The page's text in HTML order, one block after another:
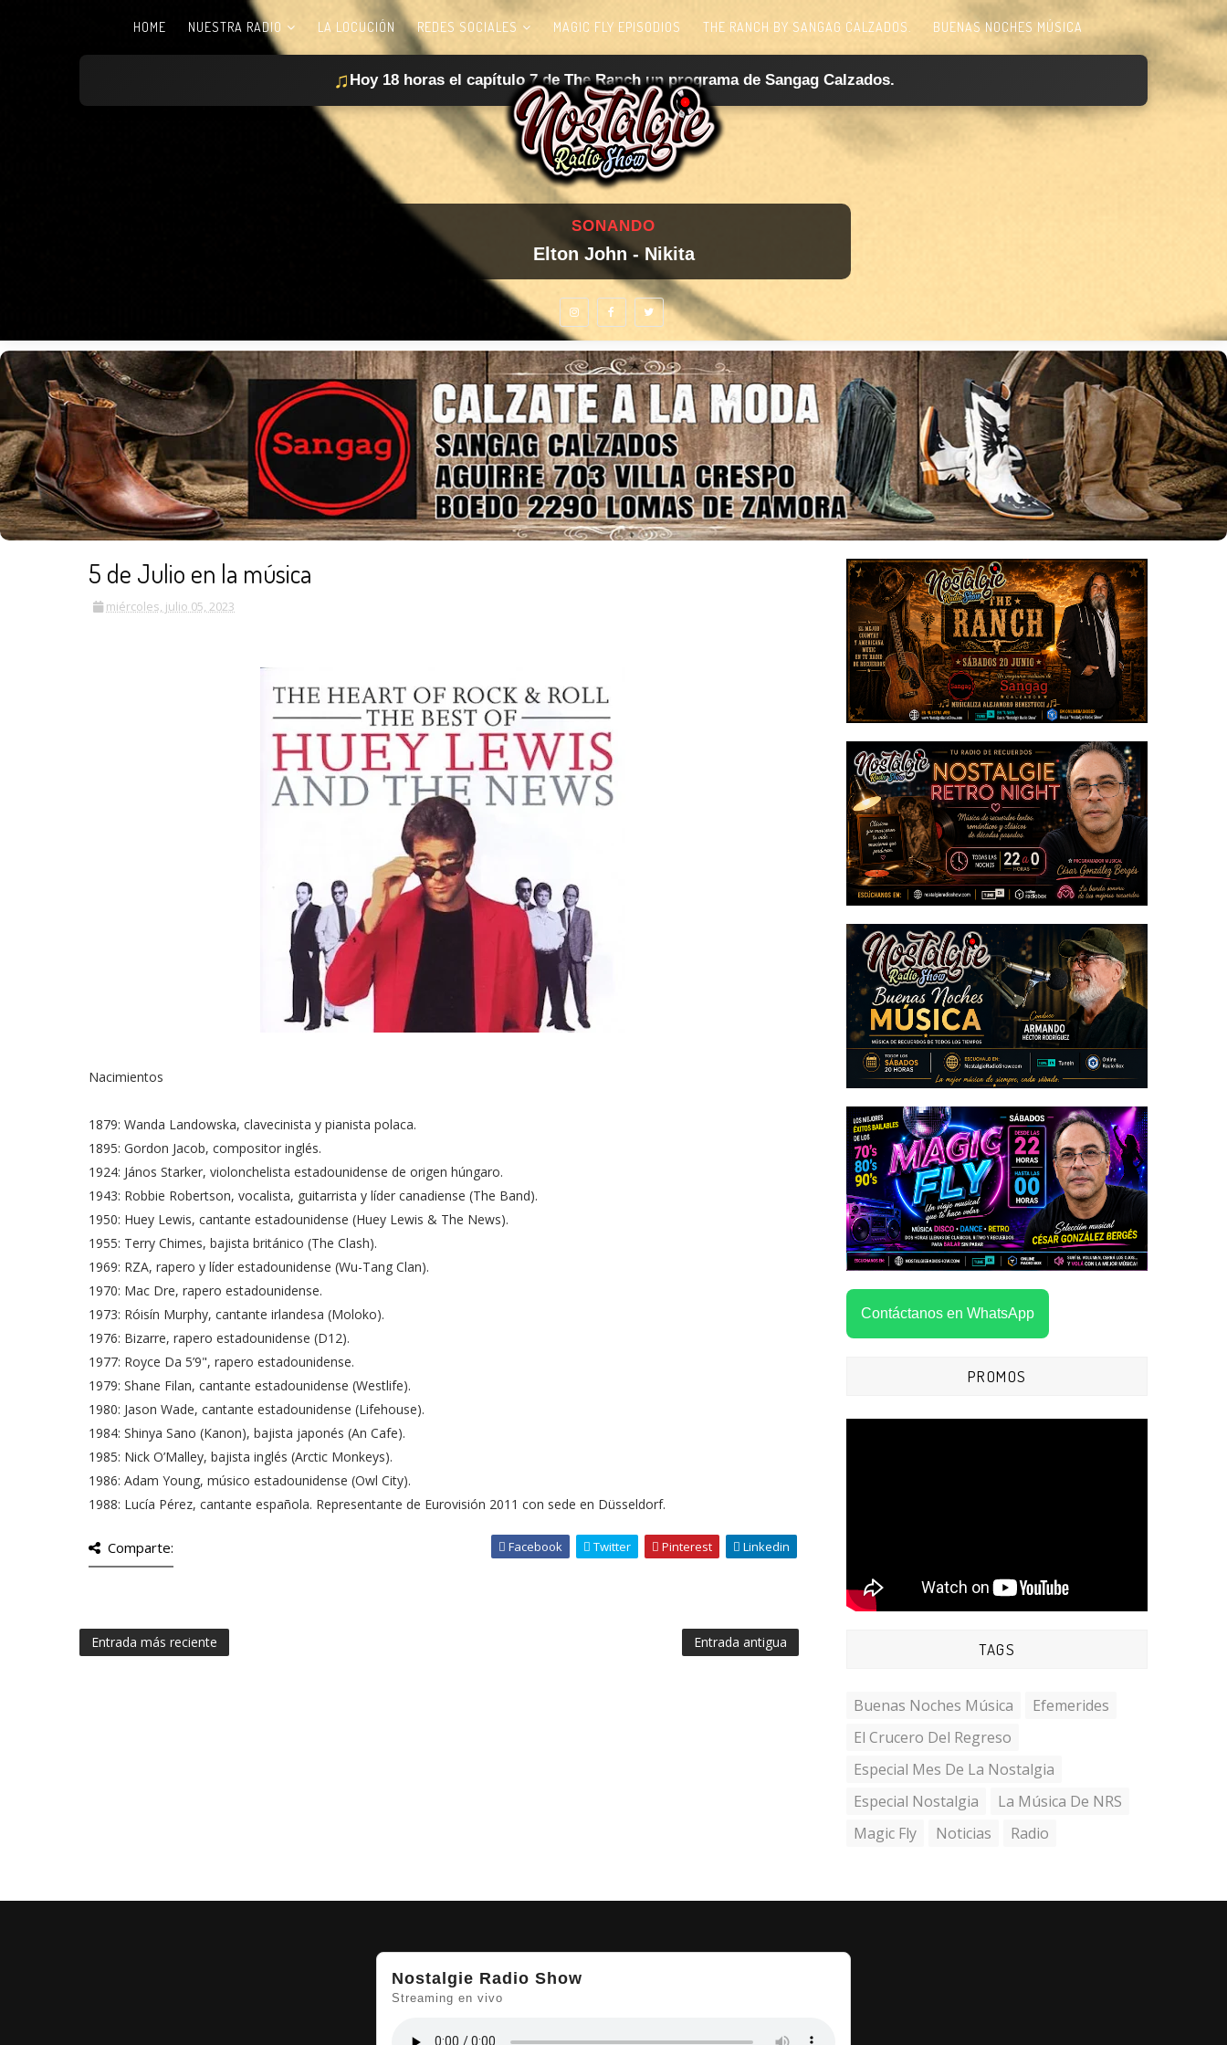
HOME NUESTRA RADIO LA LOCUCIÓN REDES SOCIALES MAGIC FLY EPISODIOS THE RANCH BY SANGAG CALZADOS. BUENAS NOCHES MÚSICA
♫ Hoy 18 horas el capítulo 7 de The Ranch un programa de Sangag Calzados.
SONANDO
Elton John - Nikita
5 de Julio en la música
miércoles, julio 05, 2023
Nacimientos
1879: Wanda Landowska, clavecinista y pianista polaca.
1895: Gordon Jacob, compositor inglés.
1924: János Starker, violonchelista estadounidense de origen húngaro.
1943: Robbie Robertson, vocalista, guitarrista y líder canadiense (The Band).
1950: Huey Lewis, cantante estadounidense (Huey Lewis & The News).
1955: Terry Chimes, bajista británico (The Clash).
1969: RZA, rapero y líder estadounidense (Wu-Tang Clan).
1970: Mac Dre, rapero estadounidense.
1973: Róisín Murphy, cantante irlandesa (Moloko).
1976: Bizarre, rapero estadounidense (D12).
1977: Royce Da 5’9", rapero estadounidense.
1979: Shane Filan, cantante estadounidense (Westlife).
1980: Jason Wade, cantante estadounidense (Lifehouse).
1984: Shinya Sano (Kanon), bajista japonés (An Cafe).
1985: Nick O’Malley, bajista inglés (Arctic Monkeys).
1986: Adam Young, músico estadounidense (Owl City).
1988: Lucía Pérez, cantante española. Representante de Eurovisión 2011 con sede en Düsseldorf.
Comparte: Facebook Twitter Pinterest Linkedin
Entrada más reciente Entrada antigua
Contáctanos en WhatsApp
PROMOS
TAGS
Buenas Noches Música
Efemerides
El Crucero Del Regreso
Especial Mes De La Nostalgia
Especial Nostalgia
La Música De NRS
Magic Fly
Noticias Radio
Nostalgie Radio Show
Streaming en vivo